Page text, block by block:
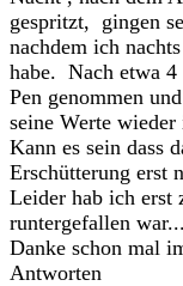
gespritzt, gingen
nachdem ich
habe. Nach etwa 4
Pen genommen
seine Werte
Kann es sein dass
Erschütterung erst
Leider hab ich erst
runtergefallen war...
Danke schon mal
Antworten